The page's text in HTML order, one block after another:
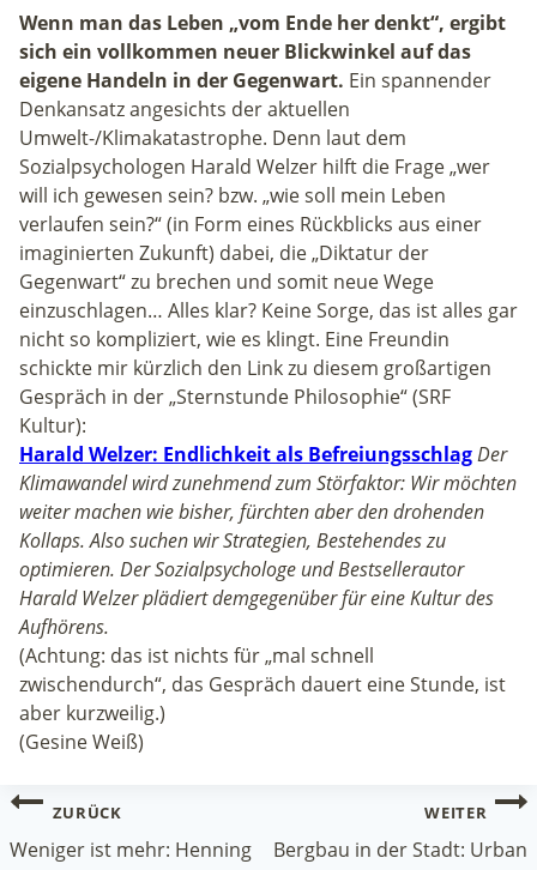
Wenn man das Leben „vom Ende her denkt“, ergibt
sich ein vollkommen neuer Blickwinkel auf das
eigene Handeln in der Gegenwart. Ein spannender
Denkansatz angesichts der aktuellen
Umwelt-/Klimakatastrophe. Denn laut dem
Sozialpsychologen Harald Welzer hilft die Frage „wer
will ich gewesen sein? bzw. „wie soll mein Leben
verlaufen sein?“ (in Form eines Rückblicks aus einer
imaginierten Zukunft) dabei, die „Diktatur der
Gegenwart“ zu brechen und somit neue Wege
einzuschlagen… Alles klar? Keine Sorge, das ist alles gar
nicht so kompliziert, wie es klingt. Eine Freundin
schickte mir kürzlich den Link zu diesem großartigen
Gespräch in der „Sternstunde Philosophie“ (SRF
Kultur):
Harald Welzer: Endlichkeit als BefreiungsschlagDer
Klimawandel wird zunehmend zum Störfaktor: Wir möchten
weiter machen wie bisher, fürchten aber den drohenden
Kollaps. Also suchen wir Strategien, Bestehendes zu
optimieren. Der Sozialpsychologe und Bestsellerautor
Harald Welzer plädiert demgegenüber für eine Kultur des
Aufhörens.
(Achtung: das ist nichts für „mal schnell
zwischendurch“, das Gespräch dauert eine Stunde, ist
aber kurzweilig.)
(Gesine Weiß)
Beitragsnavigation
ZURÜCK
Weniger ist mehr: Henning
WEITER
Bergbau in der Stadt: Urban